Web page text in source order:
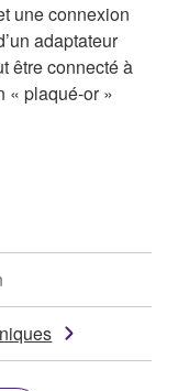
une connexion
adaptateur
être connecté à
« plaqué-or »